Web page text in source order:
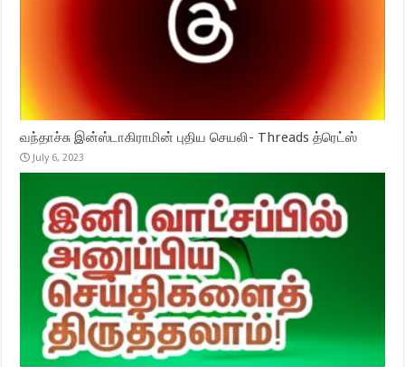
வந்தாச்சு இன்ஸ்டாகிராமின் புதிய செயலி- Threads த்ரெட்ஸ்
July 6, 2023